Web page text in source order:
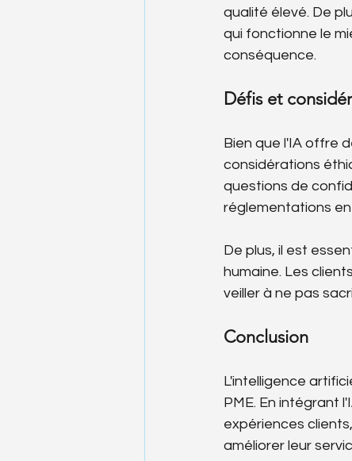
qualité élevé. De
qui fonctionne le
conséquence.
Défis et
Bien que l'IA offre
considérations
questions de
réglementations
De plus, il est
humaine. Les
veiller à ne pas
Conclusion
L'intelligence
PME. En intégrant
expériences
améliorer leur